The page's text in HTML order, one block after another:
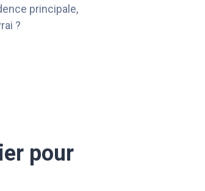
principale,
?
pour